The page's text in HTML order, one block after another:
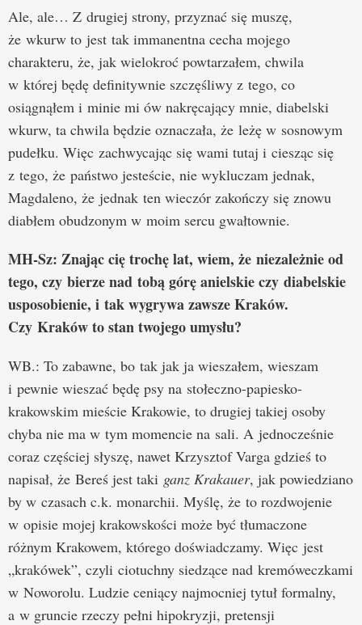
Ale, ale… Z drugiej strony, przyznać się muszę,
że wkurw to jest tak immanentna cecha mojego
charakteru, że, jak wielokroć powtarzałem, chwila
w której będę definitywnie szczęśliwy z tego, co
osiągnąłem i minie mi ów nakręcający mnie, diabelski
wkurw, ta chwila będzie oznaczała, że leżę w sosnowym
pudełku. Więc zachwycając się wami tutaj i ciesząc się
z tego, że państwo jesteście, nie wykluczam jednak,
Magdaleno, że jednak ten wieczór zakończy się znowu
diabłem obudzonym w moim sercu gwałtownie.
MH-Sz: Znając cię trochę lat, wiem, że niezależnie od
tego, czy bierze nad tobą górę anielskie czy diabelskie
usposobienie, i tak wygrywa zawsze Kraków.
Czy Kraków to stan twojego umysłu?
WB.: To zabawne, bo tak jak ja wieszałem, wieszam
i pewnie wieszać będę psy na stołeczno-papiesko-
krakowskim mieście Krakowie, to drugiej takiej osoby
chyba nie ma w tym momencie na sali. A jednocześnie
coraz częściej słyszę, nawet Krzysztof Varga gdzieś to
napisał, że Bereś jest taki ganz Krakauer, jak powiedziano
by w czasach c.k. monarchii. Myślę, że to rozdwojenie
w opisie mojej krakowskości może być tłumaczone
różnym Krakowem, którego doświadczamy. Więc jest
„krakówek”, czyli ciotuchny siedzące nad kremóweczkami
w Noworolu. Ludzie ceniący najmocniej tytuł formalny,
a w gruncie rzeczy pełni hipokryzji, pretensji